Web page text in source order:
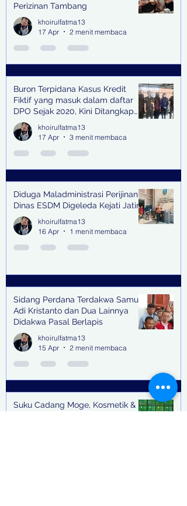
Perizinan Tambang
khoirulfatma13
17 Apr
2 menit membaca
Buron Terpidana Kasus Kredit
Fiktif yang masuk dalam daftar
DPO Sejak 2020, Kini Ditangkap
Kejari Surabaya
khoirulfatma13
17 Apr
3 menit membaca
Diduga Maladministrasi Perijinan,
Dinas ESDM Digeleda Kejati Jatim
khoirulfatma13
16 Apr
1 menit membaca
Sidang Perdana Terdakwa Samuel
Adi Kristanto dan Dua Lainnya
Didakwa Pasal Berlapis
khoirulfatma13
15 Apr
2 menit membaca
Suku Cadang Moge, Kosmetik &